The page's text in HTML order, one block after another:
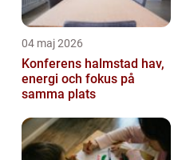
04 maj 2026
Konferens halmstad hav,
energi och fokus på
samma plats